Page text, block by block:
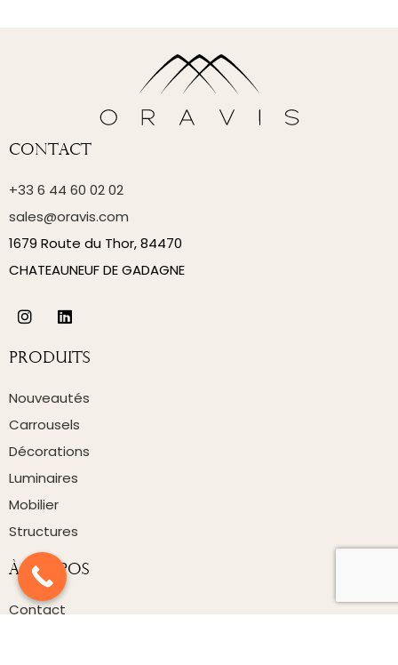
Contact
+33 6 44 60 02 02
sales@oravis.com
1679 Route du Thor, 84470
CHATEAUNEUF DE GADAGNE
Produits
Nouveautés
Carrousels
Décorations
Luminaires
Mobilier
Structures
À Propos
Contact